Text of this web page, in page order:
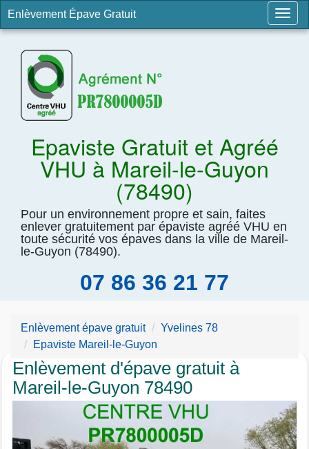
Enlèvement Épave Gratuit
Epaviste Gratuit et Agréé
VHU à Mareil-le-Guyon
(78490)
Pour un environnement propre et sain, faites
enlever gratuitement par épaviste agréé VHU en
toute sécurité vos épaves dans la ville de Mareil-
le-Guyon (78490).
07 86 36 21 77
Enlèvement épave gratuit
Yvelines 78
Epaviste Mareil-le-Guyon
Enlèvement d'épave gratuit à
Mareil-le-Guyon 78490